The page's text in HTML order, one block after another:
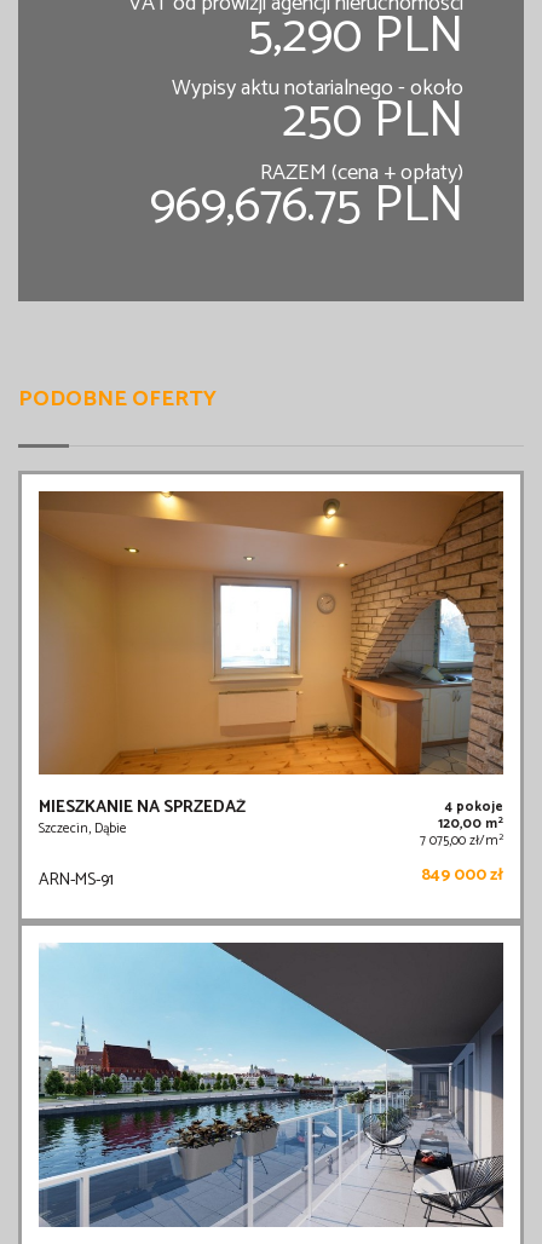
5,290 PLN
Wypisy aktu notarialnego - około
250 PLN
RAZEM (cena + opłaty)
969,676.75 PLN
PODOBNE OFERTY
MIESZKANIE NA SPRZEDAŻ
Szczecin, Dąbie
4 pokoje
120,00 m2
7 075,00 zł/m2
ARN-MS-91 849 000 zł